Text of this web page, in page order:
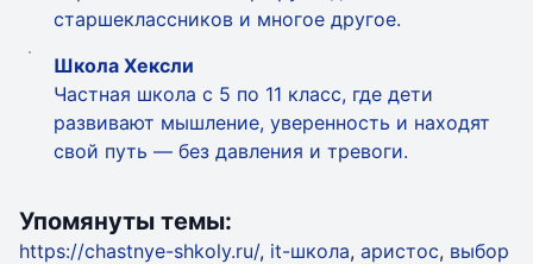
старшеклассников и многое другое.
Школа Хексли
Частная школа с 5 по 11 класс, где дети
развивают мышление, уверенность и находят
свой путь — без давления и тревоги.
Упомянуты темы:
https://chastnye-shkoly.ru/, it-школа, аристос, выбор